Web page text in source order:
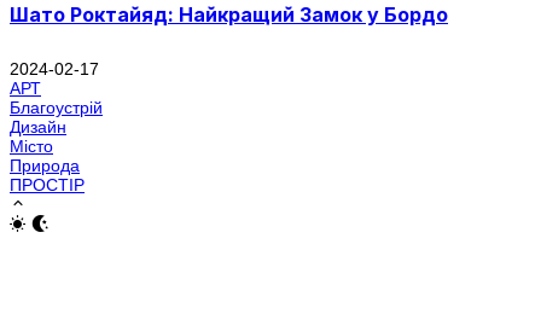
Шато Роктайяд: Найкращий Замок у Бордо
2024-02-17
АРТ
Благоустрій
Дизайн
Місто
Природа
ПРОСТІР